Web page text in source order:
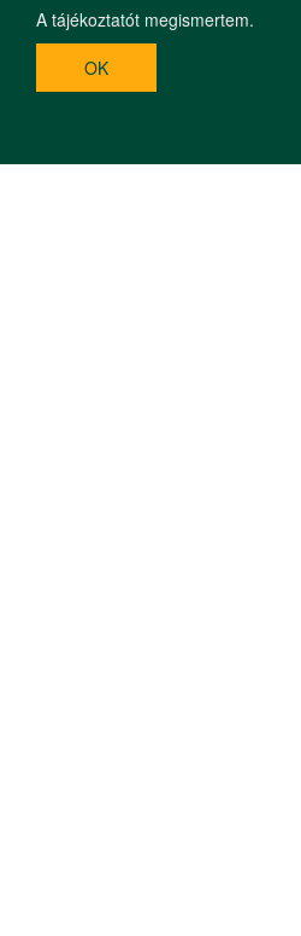
A tájékoztatót megismertem.
OK